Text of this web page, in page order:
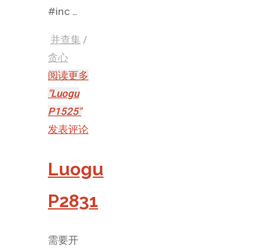
#inc …
并查集 /
贪心
阅读更多
"Luogu
P1525"
发表评论
Luogu
P2831
需要开